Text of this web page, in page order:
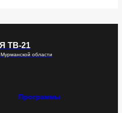
ТВ-21
области
Программы